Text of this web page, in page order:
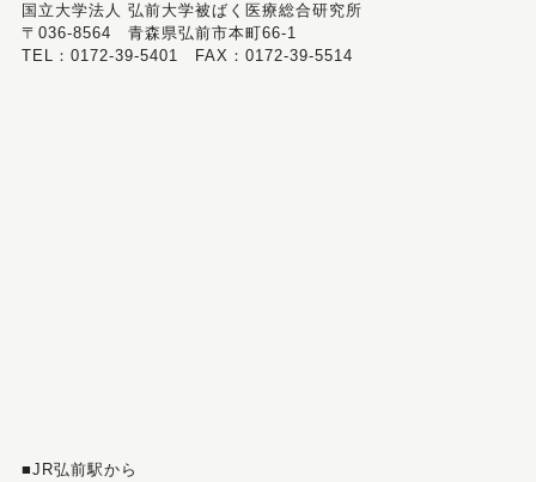
国立大学法人 弘前大学被ばく医療総合研究所
〒036-8564 青森県弘前市本町66-1
TEL：0172-39-5401 FAX：0172-39-5514
■JR弘前駅から